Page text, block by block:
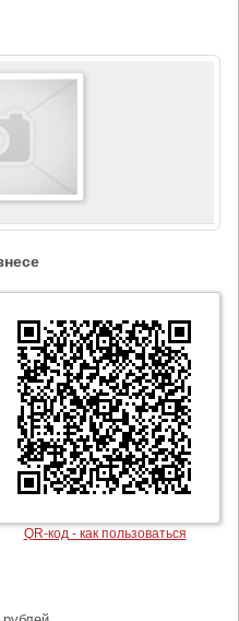
QR-код - как пользоваться